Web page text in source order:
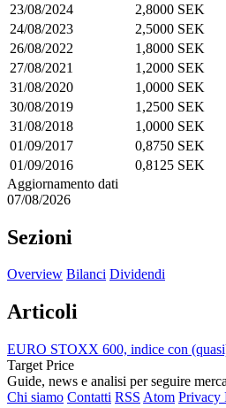
23/08/2024
2,8000 SEK
24/08/2023
2,5000 SEK
26/08/2022
1,8000 SEK
27/08/2021
1,2000 SEK
31/08/2020
1,0000 SEK
30/08/2019
1,2500 SEK
31/08/2018
1,0000 SEK
01/09/2017
0,8750 SEK
01/09/2016
0,8125 SEK
Aggiornamento dati
07/08/2026
Sezioni
Overview Bilanci Dividendi
Articoli
EURO STOXX 600, indice con
Target Price
Guide, news e analisi per seguire
Chi siamo Contatti RSS Atom Privacy